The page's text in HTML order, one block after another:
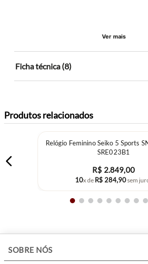
Ver mais
Ficha técnica (8)
Produtos relacionados
Relógio Feminino Seiko 5 Sports
SRE023B1
R$ 2.849,00
10x de R$ 284,90sem
SOBRE NÓS